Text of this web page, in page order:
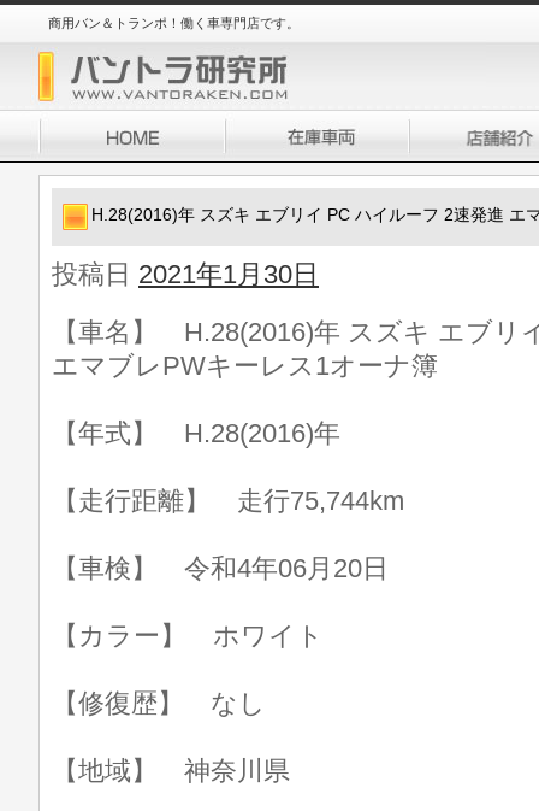
商用バン＆トランポ！働く車専門店です。
H.28(2016)年 スズキ エブリイ PC ハイルーフ 2速発進 エ
投稿日 2021年1月30日
【車名】 H.28(2016)年 スズキ エブリ
エマブレPWキーレス1オーナ簿
【年式】 H.28(2016)年
【走行距離】 走行75,744km
【車検】 令和4年06月20日
【カラー】 ホワイト
【修復歴】 なし
【地域】 神奈川県